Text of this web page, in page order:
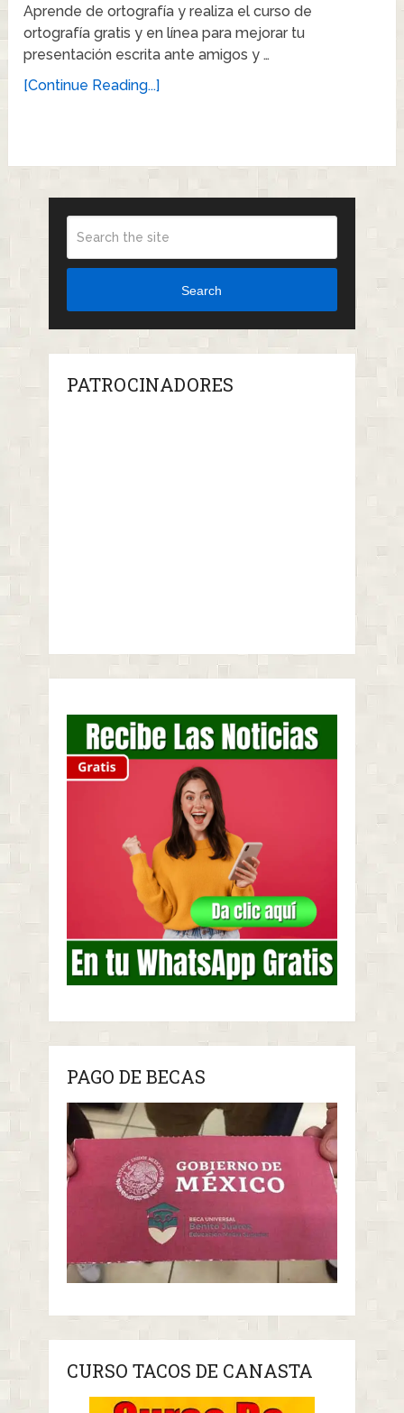
Aprende de ortografía y realiza el curso de
ortografía gratis y en línea para mejorar tu
presentación escrita ante amigos y …
[Continue Reading...]
Search
PATROCINADORES
PAGO DE BECAS
CURSO TACOS DE CANASTA